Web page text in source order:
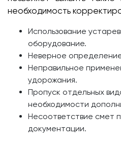
необходимость
Использование
оборудование.
Неверное
Неправильное
удорожания.
Пропуск отдельных
необходимости
Несоответствие смет
документации.